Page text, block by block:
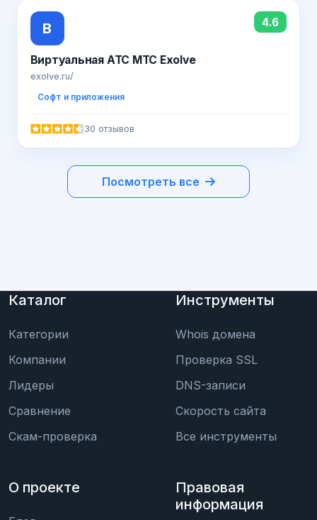
В 4.6
Виртуальная АТС МТС Exolve
exolve.ru/
Софт и приложения
30 отзывов
Посмотреть все
Каталог
Категории
Компании
Лидеры
Сравнение
Скам-проверка
Инструменты
Whois домена
Проверка SSL
DNS-записи
Скорость сайта
Все инструменты
О проекте
Правовая
информация